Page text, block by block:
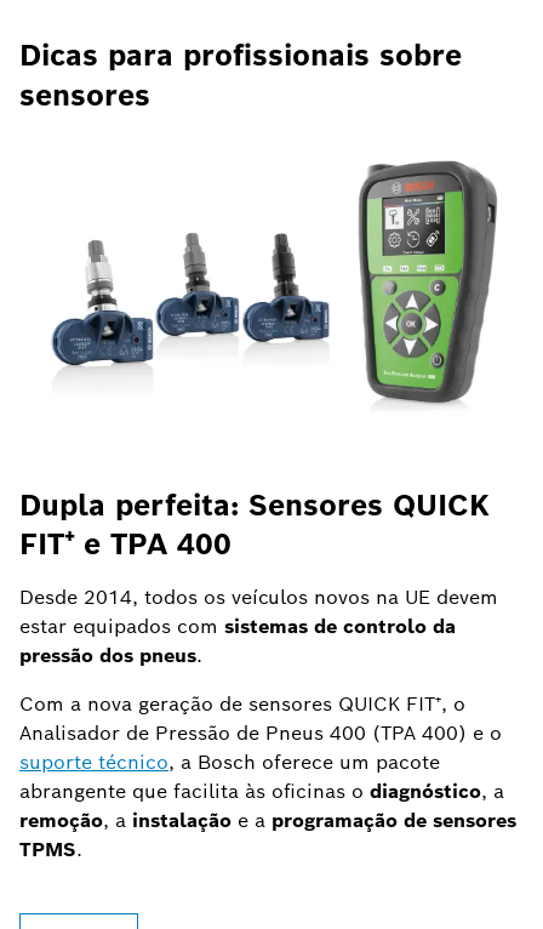
Dicas para profissionais sobre
sensores
Dupla perfeita: Sensores QUICK
FIT⁺ e TPA 400
Desde 2014, todos os veículos novos na UE devem
estar equipados com sistemas de controlo da
pressão dos pneus.
Com a nova geração de sensores QUICK FIT⁺, o
Analisador de Pressão de Pneus 400 (TPA 400) e o
suporte técnico, a Bosch oferece um pacote
abrangente que facilita às oficinas o diagnóstico, a
remoção, a instalação e a programação de sensores
TPMS.